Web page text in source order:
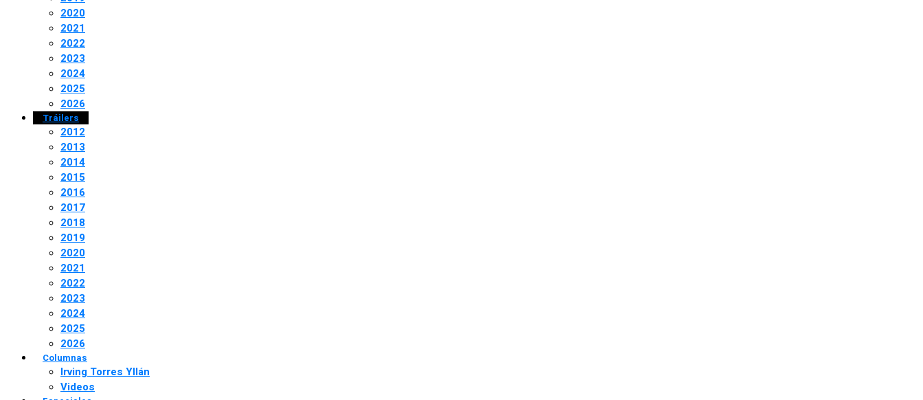
2020
2021
2022
2023
2024
2025
2026
Tráilers
2012
2013
2014
2015
2016
2017
2018
2019
2020
2021
2022
2023
2024
2025
2026
Columnas
Irving Torres Yllán
Videos